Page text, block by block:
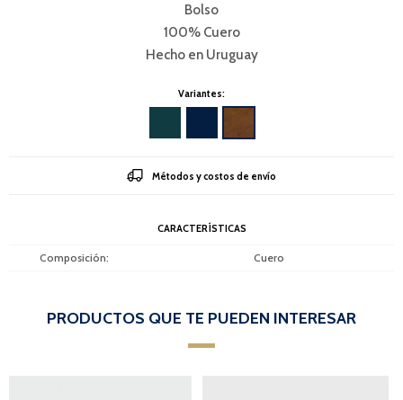
Bolso
100% Cuero
Hecho en Uruguay
Variantes:
Métodos y costos de envío
CARACTERÍSTICAS
Composición Cuero
PRODUCTOS QUE TE PUEDEN INTERESAR